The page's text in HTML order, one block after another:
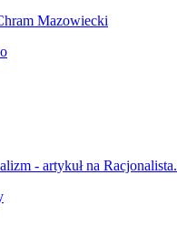
Mazowiecki
- artykuł na